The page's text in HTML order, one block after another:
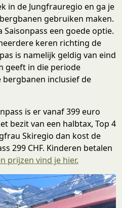
in de Jungfrauregio en ga je
gebruiken maken.
Saisonpass een goede optie.
keren richting de
is namelijk geldig van eind
geeft in die periode
inclusief de
is er vanaf 399 euro
bezit van een halbtax, Top 4
Skiregio dan kost de
299 CHF. Kinderen betalen
prijzen vind je hier.